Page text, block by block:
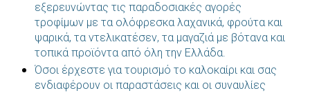
εξερευνώντας τις παραδοσιακές αγορές
τροφίμων με τα ολόφρεσκα λαχανικά, φρούτα και
ψαρικά, τα ντελικατέσεν, τα μαγαζιά με βότανα και
τοπικά προϊόντα από όλη την Ελλάδα.
Όσοι έρχεστε για τουρισμό το καλοκαίρι και σας
ενδιαφέρουν οι παραστάσεις και οι συναυλίες